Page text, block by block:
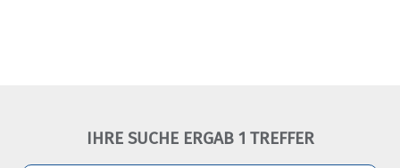
IHRE SUCHE ERGAB 1 TREFFER